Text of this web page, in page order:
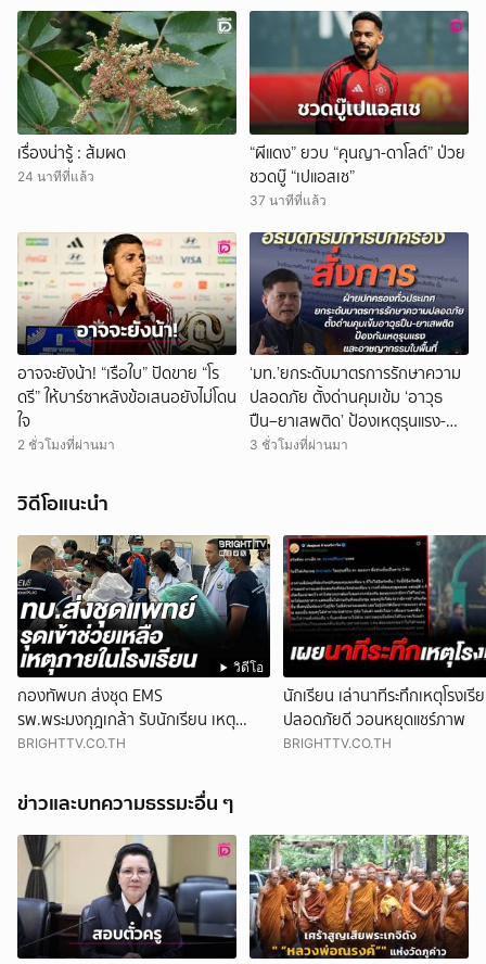
เรื่องน่ารู้ : ส้มผด
24 นาทีที่แล้ว
“ผีแดง” ยวบ “คุนญา-ดาโลต์” ป่วย
ชวดบู๊ “เปแอสเช”
37 นาทีที่แล้ว
อาจจะยังน้า! “เรือใบ” ปัดขาย “โร
ดรี” ให้บาร์ซาหลังข้อเสนอยังไม่โดน
ใจ
2 ชั่วโมงที่ผ่านมา
‘มท.’ยกระดับมาตรการรักษาความ
ปลอดภัย ตั้งด่านคุมเข้ม ‘อาวุธ
ปืน–ยาเสพติด’ ป้องเหตุรุนแรง-
อาชญากรรมในพื้น
3 ชั่วโมงที่ผ่านมา
วิดีโอแนะนำ
วิดีโอ
กองทัพบก ส่งชุด EMS
รพ.พระมงกุฎเกล้า รับนักเรียน เหตุ
โรงเรียน จ.นนทบุรี เร่งผ่าตัด
BRIGHTTV.CO.TH
นักเรียน เล่านาทีระทึกเหตุโรงเรี
ปลอดภัยดี วอนหยุดแชร์ภาพ
BRIGHTTV.CO.TH
ข่าวและบทความธรรมะอื่น ๆ